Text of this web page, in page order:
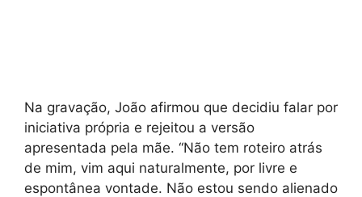
Na gravação, João afirmou que decidiu falar por
iniciativa própria e rejeitou a versão
apresentada pela mãe. “Não tem roteiro atrás
de mim, vim aqui naturalmente, por livre e
espontânea vontade. Não estou sendo alienado